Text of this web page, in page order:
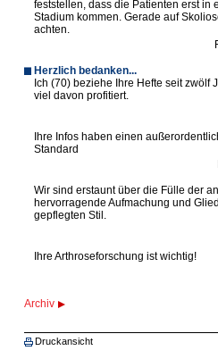
feststellen, dass die Patienten erst in
Stadium kommen. Gerade auf
achten.
Herzlich bedanken...
Ich (70) beziehe Ihre Hefte seit zwölf
viel davon profitiert.
Ihre Infos haben einen
Standard
Wir sind erstaunt über die Fülle der
hervorragende Aufmachung und
gepflegten Stil.
Ihre Arthroseforschung ist wichtig!
Archiv
Druckansicht